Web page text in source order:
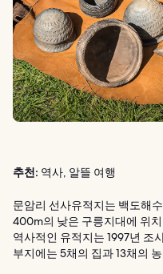
추천: 역사, 알뜰 여행
문암리 선사유적지는 백도해
400m의 낮은 구릉지대에 위
역사적인 유적지는 1997년 조
부지에는 5채의 집과 13채의